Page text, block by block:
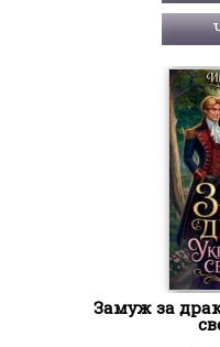
Замуж за